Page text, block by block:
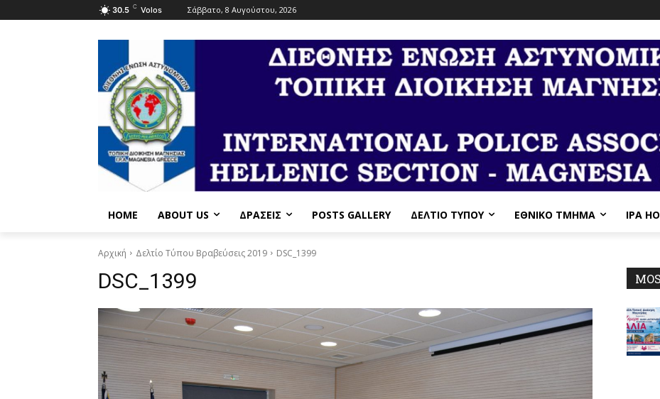
30.5 C Volos Σάββατο, 8 Αυγούστου, 2026
HOME ABOUT US ΔΡΆΣΕΙΣ POSTS GALLERY ΔΕΛΤΙΟ ΤΥΠΟΥ ΕΘΝΙΚΌ ΤΜΉΜΑ IPA
Αρχική Δελτίο Τύπου Βραβεύσεις 2019 DSC_1399
DSC_1399